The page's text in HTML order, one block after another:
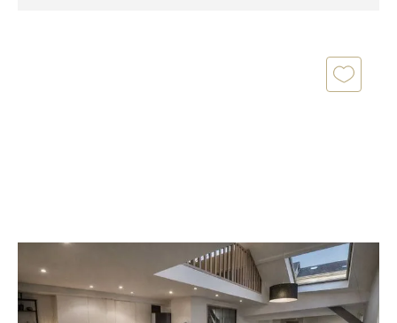
ROUEN 76
96,94 m
, 5 pièces
Ref : 6246